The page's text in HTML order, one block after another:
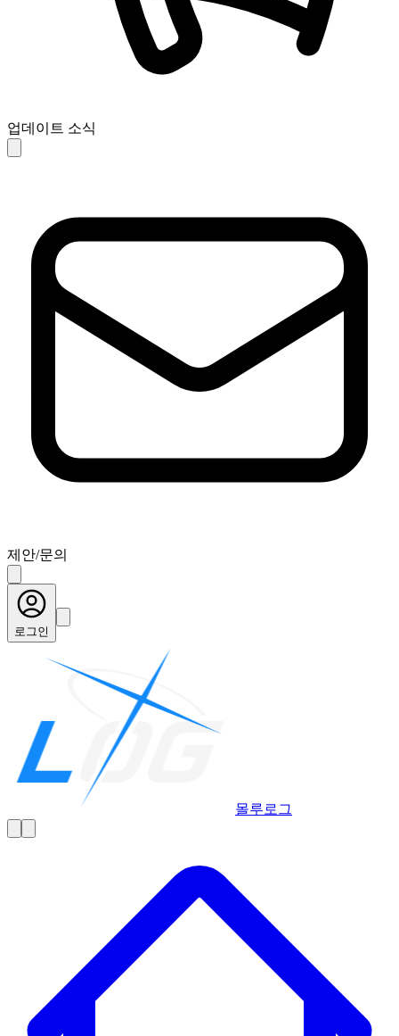
업데이트 소식
제안/문의
로그인
몰루로그